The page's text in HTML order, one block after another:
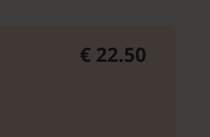
€ 22.50